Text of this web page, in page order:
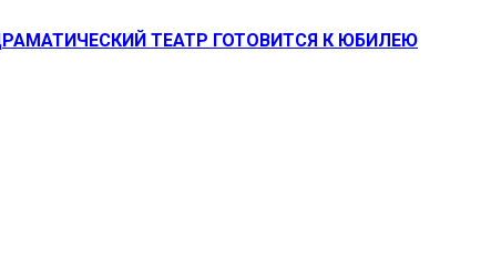
ТЕАТР ГОТОВИТСЯ К ЮБИЛЕЮ